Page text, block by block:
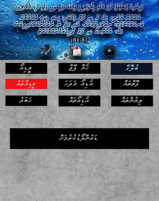
ވީޑިއޯ
މީޑިއާތައް
ޚަބަރު
ހޯމް ޕޭޖް
އޯޑިއޯ މަދަހަ
އޯޑިއޯތައް
ބުލޮގް
ފޮތްތައް
ލިޔުންތައް
ޑައުންލޯޑުކުރުމަށް